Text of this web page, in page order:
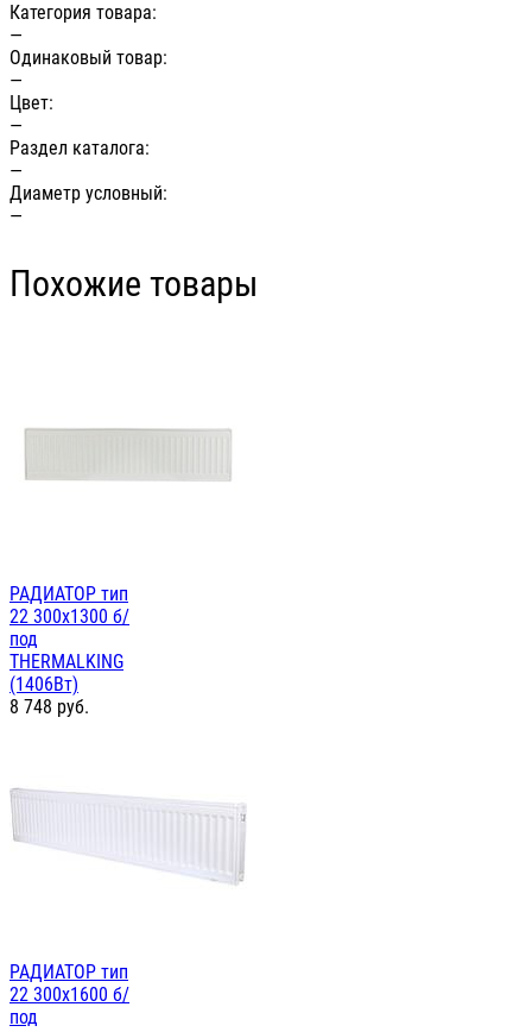
Категория товара:
—
Одинаковый товар:
—
Цвет:
—
Раздел каталога:
—
Диаметр условный:
—
Похожие товары
РАДИАТОР тип
22 300х1300 б/
под
THERMALKING
(1406Вт)
8 748 руб.
РАДИАТОР тип
22 300х1600 б/
под